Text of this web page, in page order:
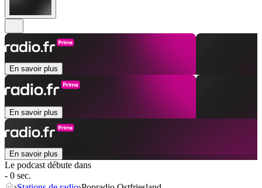
En savoir plus
En savoir plus
En savoir plus
Le podcast débute dans
- 0 sec.